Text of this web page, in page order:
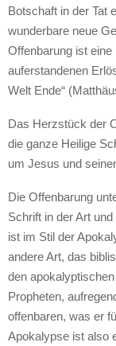
Botschaft in der Tat
wunderbare neue
Offenbarung ist
auferstandenen
Welt Ende“
Das Herzstück der
die ganze Heilige
um Jesus und
Die Offenbarung
Schrift in der Art
ist im Stil der
andere Art, das
den
Propheten,
offenbaren, was er
Apokalypse ist also